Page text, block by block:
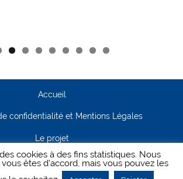
Accueil
confidentialité et Mentions Légales
Le projet
Contact
cookies à des fins statistiques. Nous
êtes d'accord, mais vous pouvez les